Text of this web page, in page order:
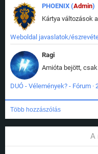
PHOENIX (Admin)
Weboldal javaslatok/
Ragi
DUÓ - Vélemények? - Fórum ·
Több hozzászólás
A